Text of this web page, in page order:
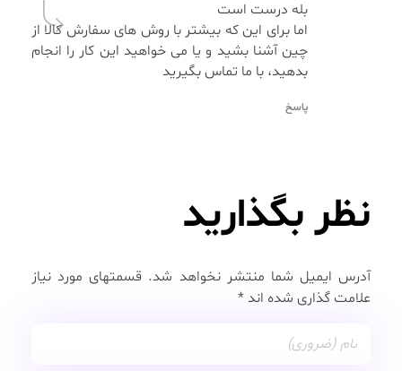
بله درست است
اما برای این که بیشتر با روش های سفارش کالا از
چین آشنا بشید و یا می خواهید این کار را انجام
بدهید، با ما تماس بگیرید
پاسخ
نظر بگذارید
آدرس ایمیل شما منتشر نخواهد شد. قسمتهای مورد نیاز
علامت گذاری شده اند *